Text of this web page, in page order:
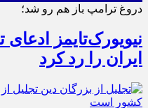
دروغ ترامپ باز هم رو شد؛
نیویورک‌تایمز ادعای
ایران را رد کرد